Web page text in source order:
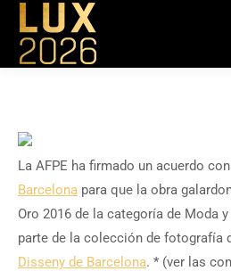
La AFPE ha firmado un acuerdo con
Barcelona para que la obra
Oro 2016 de la categoría de Moda
parte de la colección de fotografía
Disseny de Barcelona. * (ver las